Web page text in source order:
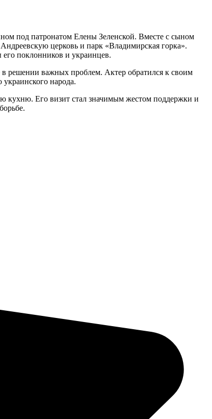
под патронатом Елены Зеленской. Вместе с сыном
церковь и парк «Владимирская горка».
поклонников и украинцев.
решении важных проблем. Актер обратился к своим
народа.
кухню. Его визит стал значимым жестом поддержки и